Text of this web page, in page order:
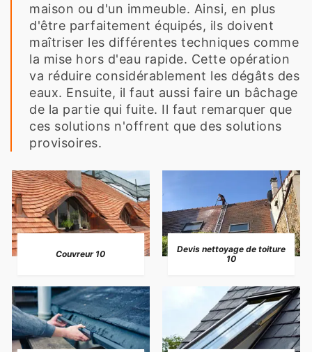
maison ou d'un immeuble. Ainsi, en plus
d'être parfaitement équipés, ils doivent
maîtriser les différentes techniques comme
la mise hors d'eau rapide. Cette opération
va réduire considérablement les dégâts des
eaux. Ensuite, il faut aussi faire un bâchage
de la partie qui fuite. Il faut remarquer que
ces solutions n'offrent que des solutions
provisoires.
Couvreur 10
Devis nettoyage de toiture
10